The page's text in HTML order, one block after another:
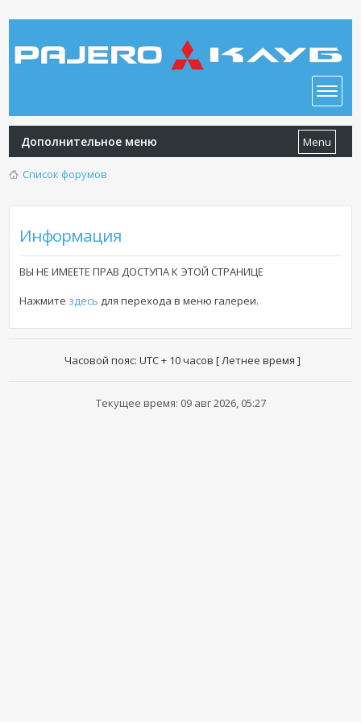
Дополнительное меню Menu
Список форумов
Информация
ВЫ НЕ ИМЕЕТЕ ПРАВ ДОСТУПА К ЭТОЙ СТРАНИЦЕ
Нажмите здесь для перехода в меню галереи.
Часовой пояс: UTC + 10 часов [ Летнее время ]
Текущее время: 09 авг 2026, 05:27